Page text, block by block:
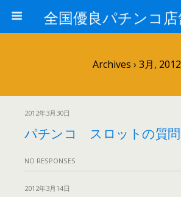
Archives › 3月, 2012
2012年3月30日
パチンコ スロットの質問
NO RESPONSES
2012年3月14日